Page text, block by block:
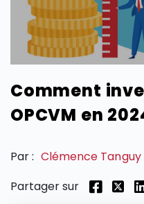
CATÉGORIES
SECTIONS
Comment
OPCVM en
Par : Clémence Tanguy
Partager sur